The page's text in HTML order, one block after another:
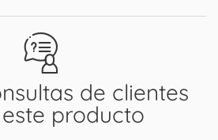
de clientes
producto